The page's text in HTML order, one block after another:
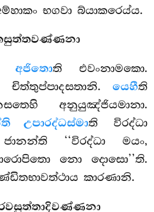
භගවා බ්යාකරෙය්ය.
අජිතොති එවංනාමකො.
චිත්තුප්පාදසතානි. යෙහීති
අනුයුඤ්ජියමානා.
උපාරද්ධස්මාති විරද්ධා
‘‘විරද්ධා මයං,
නො දොසො’’ති.
කාරණානි.